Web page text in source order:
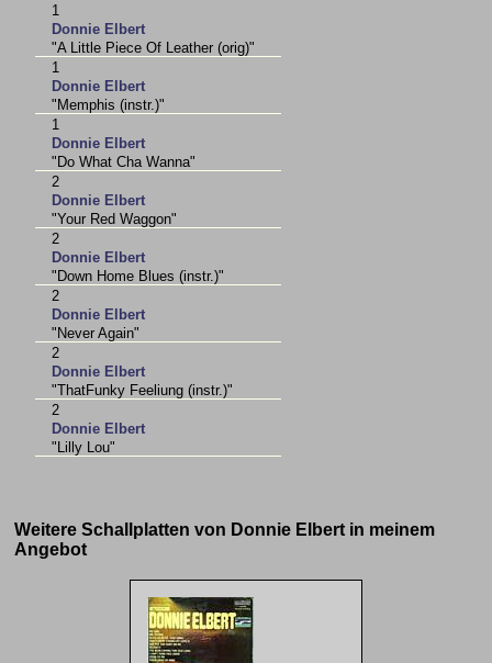
1
Donnie Elbert
"A Little Piece Of Leather (orig)"
1
Donnie Elbert
"Memphis (instr.)"
1
Donnie Elbert
"Do What Cha Wanna"
2
Donnie Elbert
"Your Red Waggon"
2
Donnie Elbert
"Down Home Blues (instr.)"
2
Donnie Elbert
"Never Again"
2
Donnie Elbert
"ThatFunky Feeliung (instr.)"
2
Donnie Elbert
"Lilly Lou"
Weitere Schallplatten von Donnie Elbert in meinem
Angebot